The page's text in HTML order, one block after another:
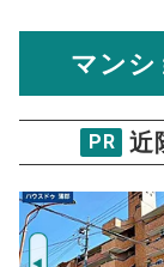
物件価格
ご希望の
返済期間
カルテ
試算条件
推定売
マンシ
PR 近